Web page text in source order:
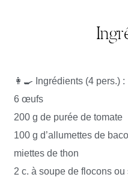
👩‍🍳 Ingrédients (4 pers.) :
6 œufs
200 g de purée de tomate
100 g d’allumettes de
miettes de thon
2 c. à soupe de flocons ou